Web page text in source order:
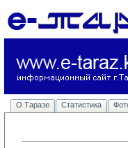
О Таразе Статистика